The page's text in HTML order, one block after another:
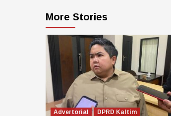
More Stories
Advertorial DPRD Kaltim